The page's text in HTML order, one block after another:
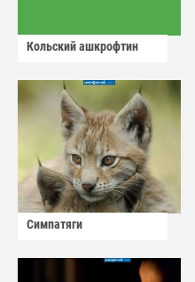
Кольский ашкрофтин
Симпатяги